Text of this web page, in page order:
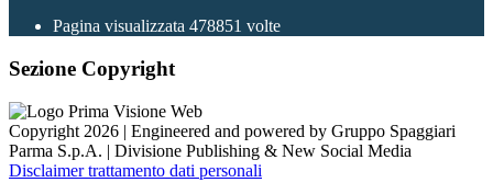
Pagina visualizzata 478851 volte
Sezione Copyright
Copyright 2026 | Engineered and powered by Gruppo Spaggiari
Parma S.p.A. | Divisione Publishing & New Social Media
Disclaimer trattamento dati personali